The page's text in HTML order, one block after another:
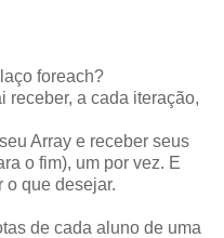
foreach?
receber, a cada iteração,
Array e receber seus
o fim), um por vez. E
o que desejar.
de cada aluno de uma